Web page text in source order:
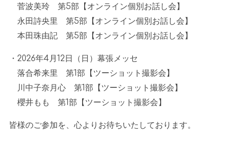
菅波美玲 第5部【オンライン個別お話し会】
永田詩央里 第5部【オンライン個別お話し会】
本田珠由記 第5部【オンライン個別お話し会】
・ 2026年4 月 12日（日）幕張メッセ
落合希来里 第1部【ツーショット撮影会】
川中子奈月心 第1部【ツーショット撮影会】
櫻井もも 第1部【ツーショット撮影会】
皆様のご参加を、心よりお待ちいたしております。